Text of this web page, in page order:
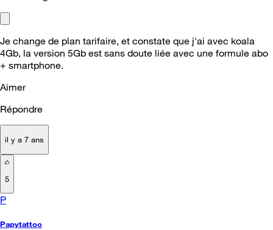
Je change de plan tarifaire, et constate que j'ai avec koala
4Gb, la version 5Gb est sans doute liée avec une formule abo
+ smartphone.
Aimer
Répondre
il y a 7 ans
5
P
Papytattoo